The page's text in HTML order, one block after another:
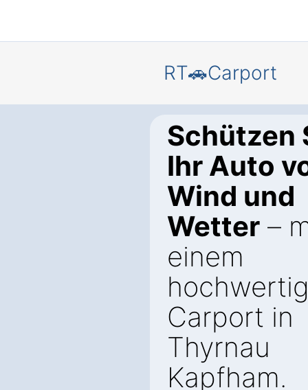
RT🚗Carport
Schützen
Ihr Auto
Wind und
Wetter –
einem
Carport in
Thyrnau
Kapfham.